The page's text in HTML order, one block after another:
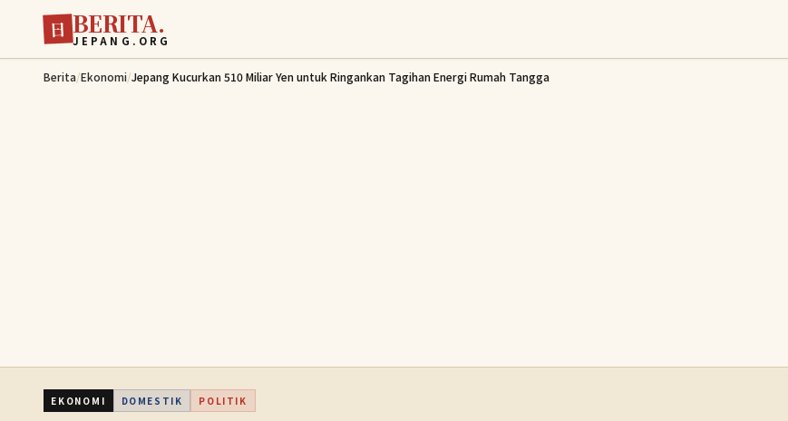
Lewati ke konten utama
日 BERITA.
JEPANG.ORG
Berita/Ekonomi/Jepang Kucurkan 510 Miliar Yen untuk Ringankan Tagihan Energi Rumah Tangga
EKONOMI DOMESTIK POLITIK